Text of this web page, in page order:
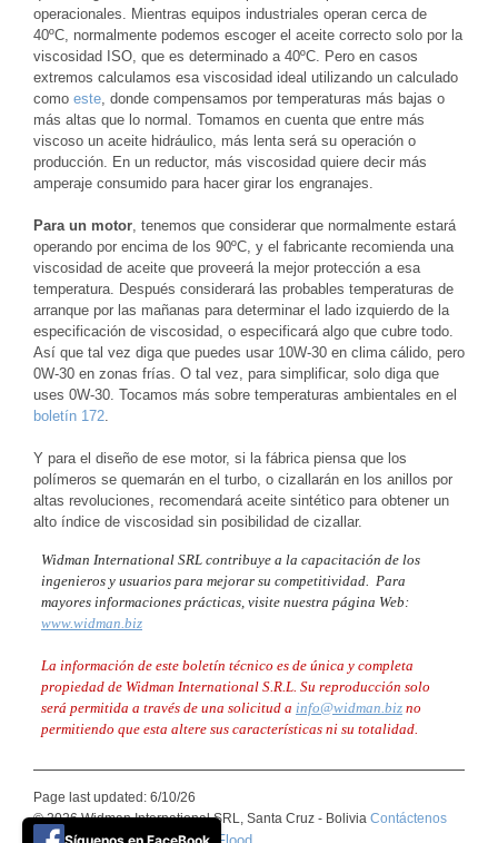
operacionales. Mientras equipos industriales operan cerca de
40ºC, normalmente podemos escoger el aceite correcto solo por la
viscosidad ISO, que es determinado a 40ºC. Pero en casos
extremos calculamos esa viscosidad ideal utilizando un calculado
como este, donde compensamos por temperaturas más bajas o
más altas que lo normal. Tomamos en cuenta que entre más
viscoso un aceite hidráulico, más lenta será su operación o
producción. En un reductor, más viscosidad quiere decir más
amperaje consumido para hacer girar los engranajes.
Para un motor, tenemos que considerar que normalmente estará
operando por encima de los 90ºC, y el fabricante recomienda una
viscosidad de aceite que proveerá la mejor protección a esa
temperatura. Después considerará las probables temperaturas de
arranque por las mañanas para determinar el lado izquierdo de la
especificación de viscosidad, o especificará algo que cubre todo.
Así que tal vez diga que puedes usar 10W-30 en clima cálido, pero
0W-30 en zonas frías. O tal vez, para simplificar, solo diga que
uses 0W-30. Tocamos más sobre temperaturas ambientales en el
boletín 172.
Y para el diseño de ese motor, si la fábrica piensa que los
polímeros se quemarán en el turbo, o cizallarán en los anillos por
altas revoluciones, recomendará aceite sintético para obtener un
alto índice de viscosidad sin posibilidad de cizallar.
Widman International SRL contribuye a la capacitación de los
ingenieros y usuarios para mejorar su competitividad. Para
mayores informaciones prácticas, visite nuestra página Web:
www.widman.biz
La información de este boletín técnico es de única y completa
propiedad de Widman International S.R.L. Su reproducción solo
será permitida a través de una solicitud a info@widman.biz no
permitiendo que esta altere sus características ni su totalidad.
Page last updated: 6/10/26
© 2026 Widman International SRL, Santa Cruz - Bolivia Contáctenos
Síguenos en FaceBook